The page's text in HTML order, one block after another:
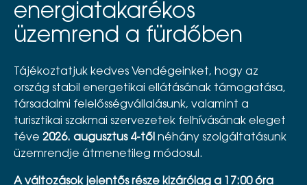
energiatakarékos
üzemrend a fürdőben
Tájékoztatjuk kedves Vendégeinket, hogy az
ország stabil energetikai ellátásának támogatása,
társadalmi felelősségvállalásunk, valamint a
turisztikai szakmai szervezetek felhívásának eleget
téve 2026. augusztus 4-től néhány szolgáltatásunk
üzemrendje átmenetileg módosul.
A változások jelentős része kizárólag a 17:00 óra